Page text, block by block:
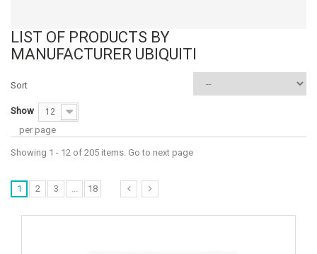
LIST OF PRODUCTS BY
MANUFACTURER UBIQUITI
Sort
Show 12
per page
Showing 1 - 12 of 205 items. Go to next page
1 2 3 ... 18